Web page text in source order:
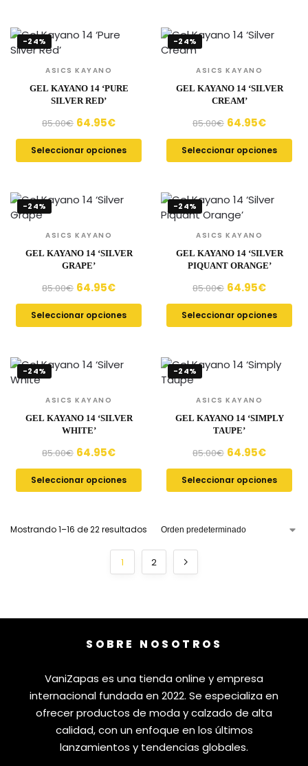
-24%
ASICS KAYANO
GEL KAYANO 14 ‘PURE
SILVER RED’
85.00€ 64.95€
Seleccionar opciones
-24%
ASICS KAYANO
GEL KAYANO 14 ‘SILVER
CREAM’
85.00€ 64.95€
Seleccionar opciones
-24%
ASICS KAYANO
GEL KAYANO 14 ‘SILVER
GRAPE’
85.00€ 64.95€
Seleccionar opciones
-24%
ASICS KAYANO
GEL KAYANO 14 ‘SILVER
PIQUANT ORANGE’
85.00€ 64.95€
Seleccionar opciones
-24%
ASICS KAYANO
GEL KAYANO 14 ‘SILVER
WHITE’
85.00€ 64.95€
Seleccionar opciones
-24%
ASICS KAYANO
GEL KAYANO 14 ‘SIMPLY
TAUPE’
85.00€ 64.95€
Seleccionar opciones
Mostrando 1–16 de 22 resultados
1 2
SOBRE NOSOTROS
VaniZapas es una tienda online y empresa
internacional fundada en 2022. Se especializa en
ofrecer productos de moda y calzado de alta
calidad, con un enfoque en los últimos
lanzamientos y tendencias globales.